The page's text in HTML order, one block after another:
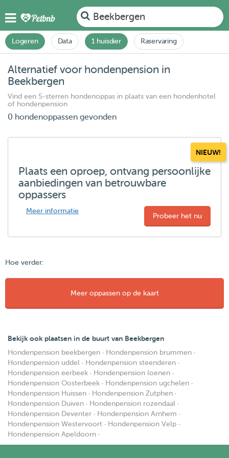
Beekbergen
Logeren Data 1 huisdier Raservaring
Alternatief voor hondenpension in
Beekbergen
Vind een 5-sterren hondenoppas in plaats van een hondenhotel
of hondenpension
0 hondenoppassen gevonden
NIEUW!
Plaats een oproep, ontvang persoonlijke
aanbiedingen van betrouwbare
oppassers
Meer informatie
Probeer het nu
Hoe verder:
Meer oppassen op de kaart
Bekijk ook plaatsen in de buurt van Beekbergen
Hondenpension beekbergen · Hondenpension brummen ·
Hondenpension uddel · Hondenpension steenderen ·
Hondenpension eerbeek · Hondenpension loenen ·
Hondenpension Oosterbeek · Hondenpension ugchelen ·
Hondenpension Huissen · Hondenpension Zutphen ·
Hondenpension Duiven · Hondenpension rozendaal ·
Hondenpension Deventer · Hondenpension Arnhem ·
Hondenpension Westervoort · Hondenpension Velp ·
Hondenpension Apeldoorn ·